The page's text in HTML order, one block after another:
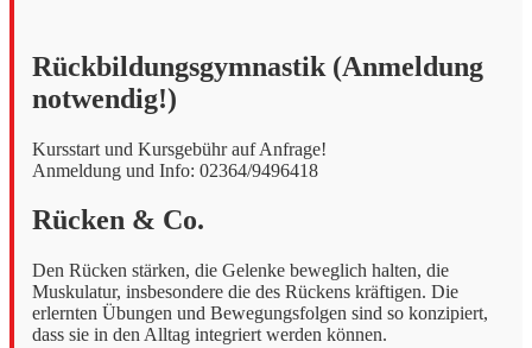
Rückbildungsgymnastik (Anmeldung
notwendig!)
Kursstart und Kursgebühr auf Anfrage!
Anmeldung und Info: 02364/9496418
Rücken & Co.
Den Rücken stärken, die Gelenke beweglich halten, die
Muskulatur, insbesondere die des Rückens kräftigen. Die
erlernten Übungen und Bewegungsfolgen sind so konzipiert,
dass sie in den Alltag integriert werden können.